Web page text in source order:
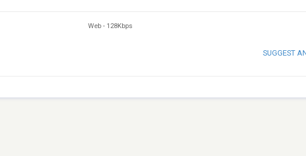
Web - 128Kbps
SUGGEST